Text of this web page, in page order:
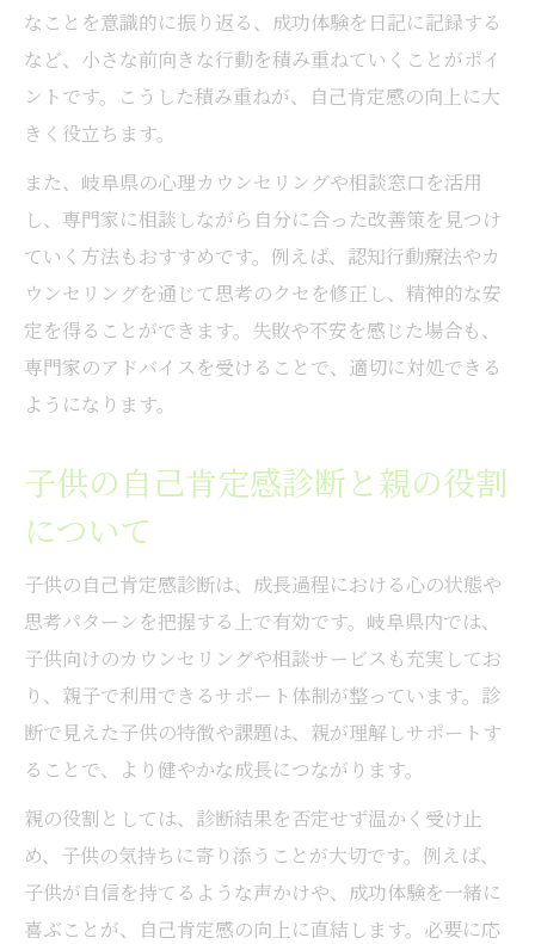
なことを意識的に振り返る、成功体験を日記に記録する
など、小さな前向きな行動を積み重ねていくことがポイ
ントです。こうした積み重ねが、自己肯定感の向上に大
きく役立ちます。
また、岐阜県の心理カウンセリングや相談窓口を活用
し、専門家に相談しながら自分に合った改善策を見つけ
ていく方法もおすすめです。例えば、認知行動療法やカ
ウンセリングを通じて思考のクセを修正し、精神的な安
定を得ることができます。失敗や不安を感じた場合も、
専門家のアドバイスを受けることで、適切に対処できる
ようになります。
子供の自己肯定感診断と親の役割
について
子供の自己肯定感診断は、成長過程における心の状態や
思考パターンを把握する上で有効です。岐阜県内では、
子供向けのカウンセリングや相談サービスも充実してお
り、親子で利用できるサポート体制が整っています。診
断で見えた子供の特徴や課題は、親が理解しサポートす
ることで、より健やかな成長につながります。
親の役割としては、診断結果を否定せず温かく受け止
め、子供の気持ちに寄り添うことが大切です。例えば、
子供が自信を持てるような声かけや、成功体験を一緒に
喜ぶことが、自己肯定感の向上に直結します。必要に応